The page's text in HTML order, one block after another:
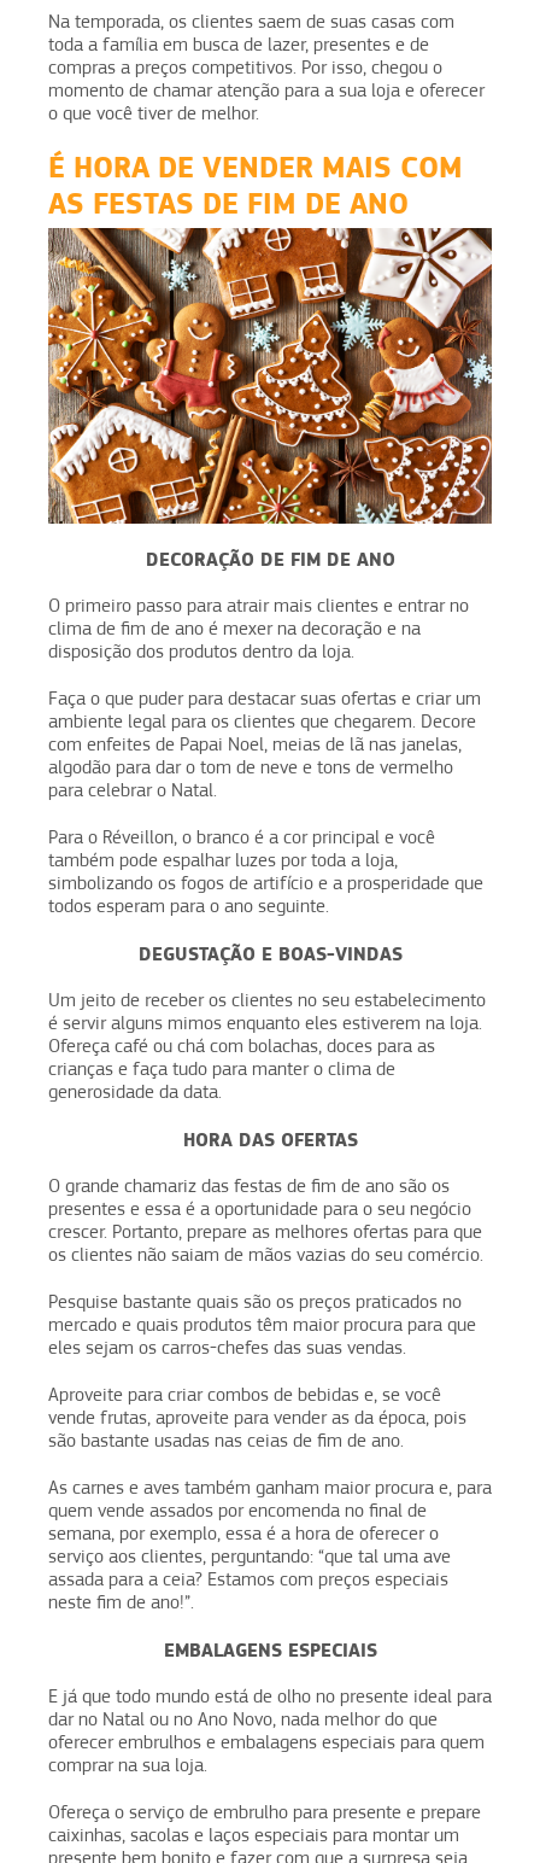
Na temporada, os clientes saem de suas casas com
toda a família em busca de lazer, presentes e de
compras a preços competitivos. Por isso, chegou o
momento de chamar atenção para a sua loja e oferecer
o que você tiver de melhor.
É HORA DE VENDER MAIS COM
AS FESTAS DE FIM DE ANO
DECORAÇÃO DE FIM DE ANO
O primeiro passo para atrair mais clientes e entrar no
clima de fim de ano é mexer na decoração e na
disposição dos produtos dentro da loja.
Faça o que puder para destacar suas ofertas e criar um
ambiente legal para os clientes que chegarem. Decore
com enfeites de Papai Noel, meias de lã nas janelas,
algodão para dar o tom de neve e tons de vermelho
para celebrar o Natal.
Para o Réveillon, o branco é a cor principal e você
também pode espalhar luzes por toda a loja,
simbolizando os fogos de artifício e a prosperidade que
todos esperam para o ano seguinte.
DEGUSTAÇÃO E BOAS-VINDAS
Um jeito de receber os clientes no seu estabelecimento
é servir alguns mimos enquanto eles estiverem na loja.
Ofereça café ou chá com bolachas, doces para as
crianças e faça tudo para manter o clima de
generosidade da data.
HORA DAS OFERTAS
O grande chamariz das festas de fim de ano são os
presentes e essa é a oportunidade para o seu negócio
crescer. Portanto, prepare as melhores ofertas para que
os clientes não saiam de mãos vazias do seu comércio.
Pesquise bastante quais são os preços praticados no
mercado e quais produtos têm maior procura para que
eles sejam os carros-chefes das suas vendas.
Aproveite para criar combos de bebidas e, se você
vende frutas, aproveite para vender as da época, pois
são bastante usadas nas ceias de fim de ano.
As carnes e aves também ganham maior procura e, para
quem vende assados por encomenda no final de
semana, por exemplo, essa é a hora de oferecer o
serviço aos clientes, perguntando: “que tal uma ave
assada para a ceia? Estamos com preços especiais
neste fim de ano!”.
EMBALAGENS ESPECIAIS
E já que todo mundo está de olho no presente ideal para
dar no Natal ou no Ano Novo, nada melhor do que
oferecer embrulhos e embalagens especiais para quem
comprar na sua loja.
Ofereça o serviço de embrulho para presente e prepare
caixinhas, sacolas e laços especiais para montar um
presente bem bonito e fazer com que a surpresa seja